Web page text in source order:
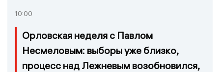
10:00
Орловская неделя с Павлом
Несмеловым: выборы уже близко,
процесс над Лежневым возобновился,